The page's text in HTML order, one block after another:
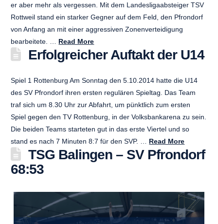
er aber mehr als vergessen. Mit dem Landesligaabsteiger TSV
Rottweil stand ein starker Gegner auf dem Feld, den Pfrondorf
von Anfang an mit einer aggressiven Zonenverteidigung
bearbeitete. … Read More
Erfolgreicher Auftakt der U14
Spiel 1 Rottenburg Am Sonntag den 5.10.2014 hatte die U14
des SV Pfrondorf ihren ersten regulären Spieltag. Das Team
traf sich um 8.30 Uhr zur Abfahrt, um pünktlich zum ersten
Spiel gegen den TV Rottenburg, in der Volksbankarena zu sein.
Die beiden Teams starteten gut in das erste Viertel und so
stand es nach 7 Minuten 8:7 für den SVP. … Read More
TSG Balingen – SV Pfrondorf
68:53